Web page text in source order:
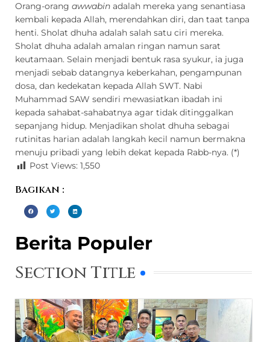
Orang-orang awwabin adalah mereka yang senantiasa
kembali kepada Allah, merendahkan diri, dan taat tanpa
henti. Sholat dhuha adalah salah satu ciri mereka.
Sholat dhuha adalah amalan ringan namun sarat
keutamaan. Selain menjadi bentuk rasa syukur, ia juga
menjadi sebab datangnya keberkahan, pengampunan
dosa, dan kedekatan kepada Allah SWT. Nabi
Muhammad SAW sendiri mewasiatkan ibadah ini
kepada sahabat-sahabatnya agar tidak ditinggalkan
sepanjang hidup. Menjadikan sholat dhuha sebagai
rutinitas harian adalah langkah kecil namun bermakna
menuju pribadi yang lebih dekat kepada Rabb-nya. (*)
Post Views: 1,550
Bagikan :
Berita Populer
Section Title